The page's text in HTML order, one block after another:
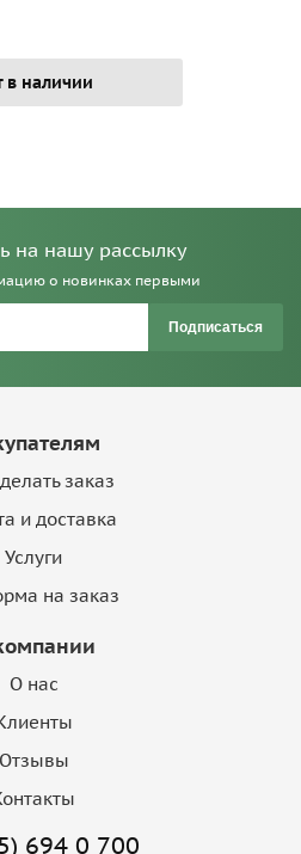
в наличии
на нашу рассылку
о новинках первыми
Подписаться
заказ
и доставка
Услуги
на заказ
О нас
Отзывы
694 0 700